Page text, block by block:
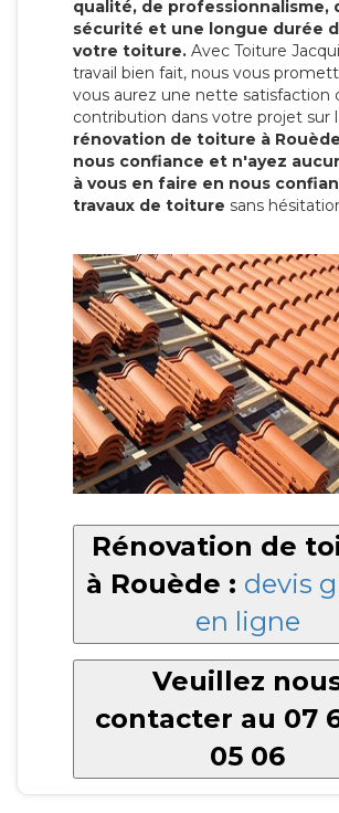
qualité, de professionnalisme,
sécurité et une longue durée
votre toiture. Avec Toiture
travail bien fait, nous vous
vous aurez une nette satisfaction
contribution dans votre projet sur
rénovation de toiture à Rouède
nous confiance et n'ayez
à vous en faire en nous
travaux de toiture sans
Rénovation de
à Rouède : devis
en ligne
Veuillez
contacter au 07
05 06